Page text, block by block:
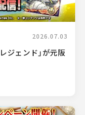
2026.07.03
ジェンド」が元阪